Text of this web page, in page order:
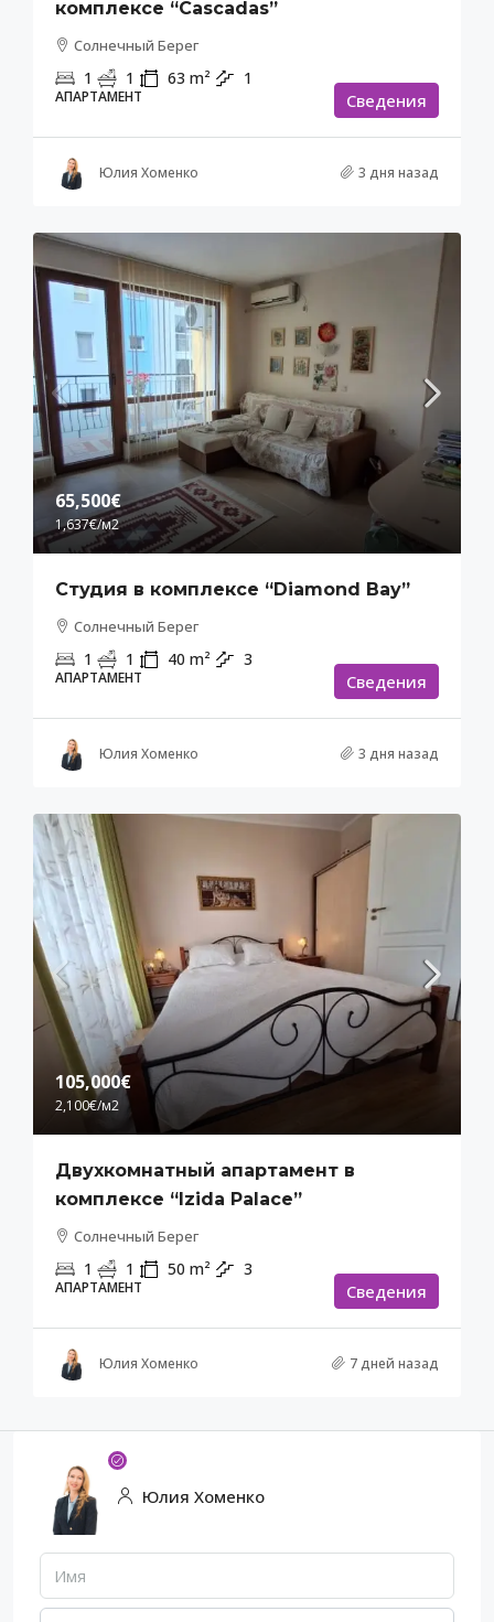
комплексе “Cascadas”
Солнечный Берег
1 1 63 m² 1
АПАРТАМЕНТ Cведения
Юлия Хоменко 3 дня назад
65,500€
1,637€/м2
Студия в комплексе “Diamond Bay”
Солнечный Берег
1 1 40 m² 3
АПАРТАМЕНТ Cведения
Юлия Хоменко 3 дня назад
105,000€
2,100€/м2
Двухкомнатный апартамент в
комплексе “Izida Palace”
Солнечный Берег
1 1 50 m² 3
АПАРТАМЕНТ Cведения
Юлия Хоменко 7 дней назад
Юлия Хоменко